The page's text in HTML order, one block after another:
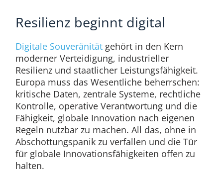
Resilienz beginnt digital
Digitale Souveränitätgehört in den Kern
moderner Verteidigung, industrieller
Resilienz und staatlicher Leistungsfähigkeit.
Europa muss das Wesentliche beherrschen:
kritische Daten, zentrale Systeme, rechtliche
Kontrolle, operative Verantwortung und die
Fähigkeit, globale Innovation nach eigenen
Regeln nutzbar zu machen. All das, ohne in
Abschottungspanik zu verfallen und die Tür
für globale Innovationsfähigkeiten offen zu
halten.